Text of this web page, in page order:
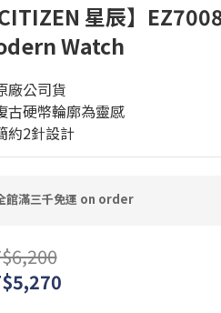
CITIZEN 星辰】
Watch
廠公司貨
古硬幣輪廓為靈感
約2針設計
館滿三千免運 on order